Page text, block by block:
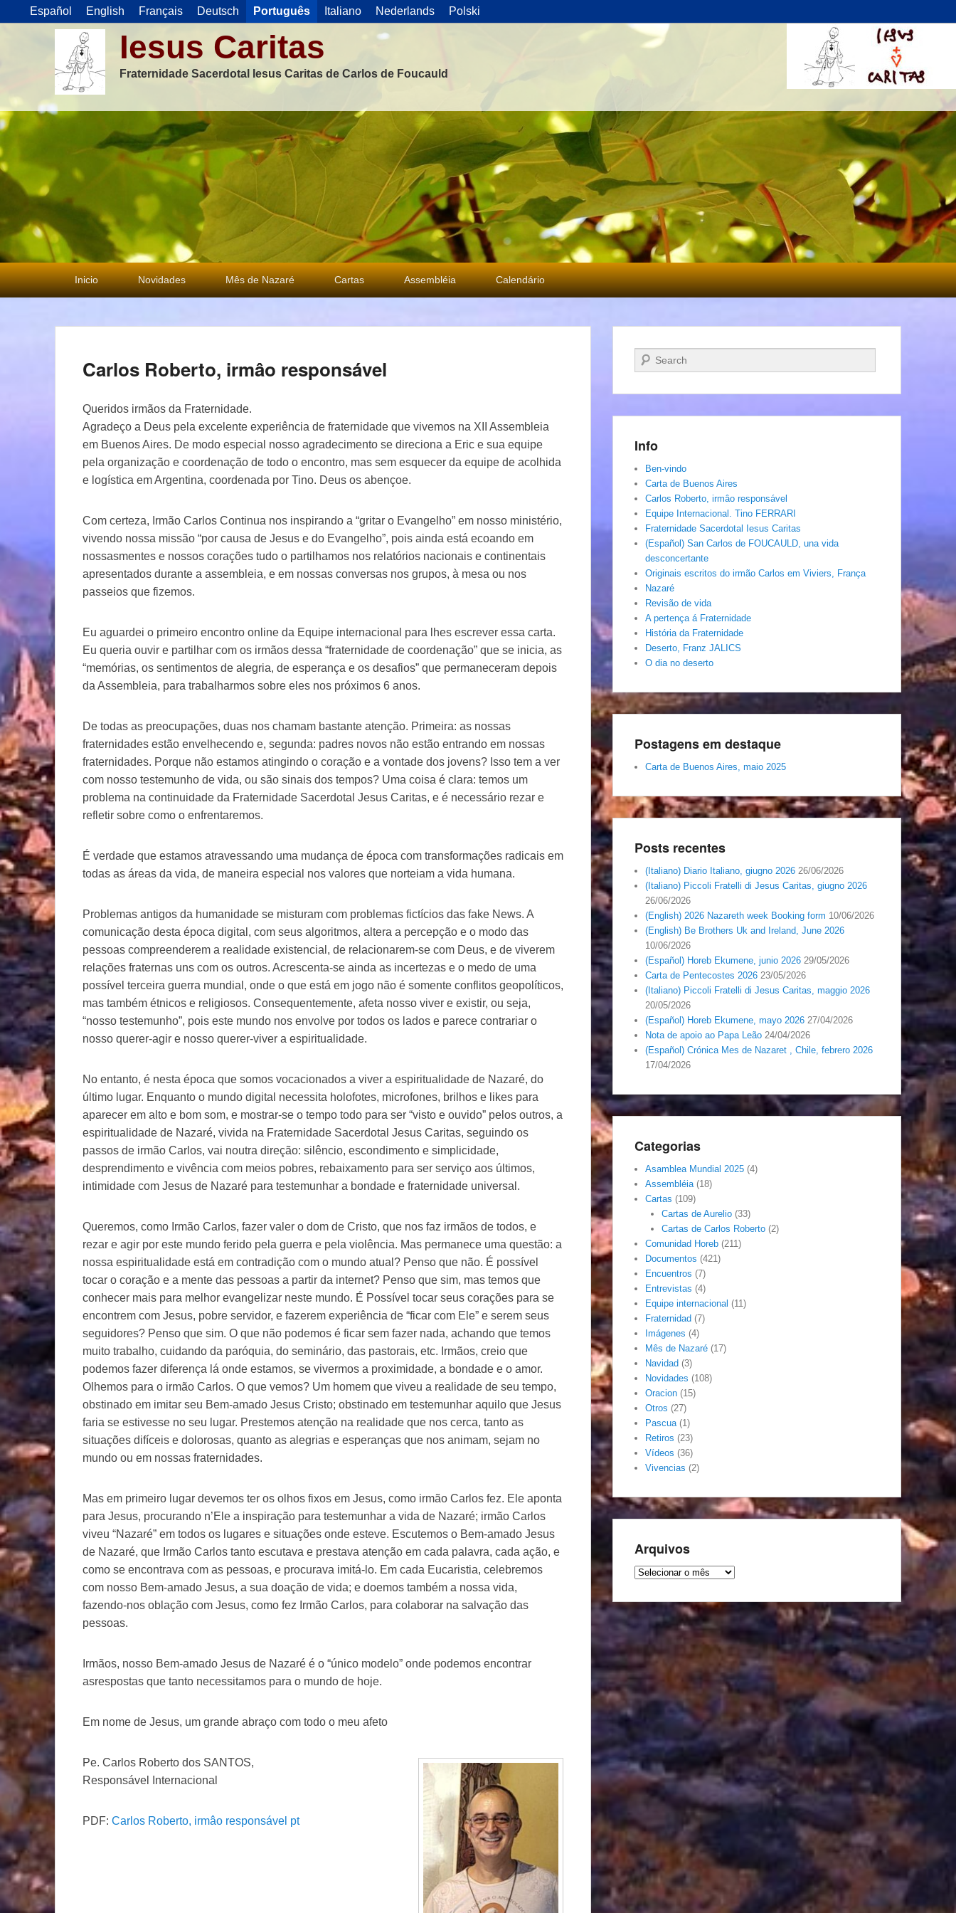
Español English Français Deutsch Português Italiano Nederlands Polski
Iesus Caritas
Fraternidade Sacerdotal Iesus Caritas de Carlos de Foucauld
Menu
principal
Inicio Novidades Mês de Nazaré Cartas Assembléia Calendário
Carlos Roberto, irmâo responsável
Queridos irmãos da Fraternidade.
Agradeço a Deus pela excelente experiência de fraternidade que vivemos na XII Assembleia
em Buenos Aires. De modo especial nosso agradecimento se direciona a Eric e sua equipe
pela organização e coordenação de todo o encontro, mas sem esquecer da equipe de acolhida
e logística em Argentina, coordenada por Tino. Deus os abençoe.
Com certeza, Irmão Carlos Continua nos inspirando a “gritar o Evangelho” em nosso ministério,
vivendo nossa missão “por causa de Jesus e do Evangelho”, pois ainda está ecoando em
nossasmentes e nossos corações tudo o partilhamos nos relatórios nacionais e continentais
apresentados durante a assembleia, e em nossas conversas nos grupos, à mesa ou nos
passeios que fizemos.
Eu aguardei o primeiro encontro online da Equipe internacional para lhes escrever essa carta.
Eu queria ouvir e partilhar com os irmãos dessa “fraternidade de coordenação” que se inicia, as
“memórias, os sentimentos de alegria, de esperança e os desafios” que permaneceram depois
da Assembleia, para trabalharmos sobre eles nos próximos 6 anos.
De todas as preocupações, duas nos chamam bastante atenção. Primeira: as nossas
fraternidades estão envelhecendo e, segunda: padres novos não estão entrando em nossas
fraternidades. Porque não estamos atingindo o coração e a vontade dos jovens? Isso tem a ver
com nosso testemunho de vida, ou são sinais dos tempos? Uma coisa é clara: temos um
problema na continuidade da Fraternidade Sacerdotal Jesus Caritas, e é necessário rezar e
refletir sobre como o enfrentaremos.
É verdade que estamos atravessando uma mudança de época com transformações radicais em
todas as áreas da vida, de maneira especial nos valores que norteiam a vida humana.
Problemas antigos da humanidade se misturam com problemas fictícios das fake News. A
comunicação desta época digital, com seus algoritmos, altera a percepção e o modo das
pessoas compreenderem a realidade existencial, de relacionarem-se com Deus, e de viverem
relações fraternas uns com os outros. Acrescenta-se ainda as incertezas e o medo de uma
possível terceira guerra mundial, onde o que está em jogo não é somente conflitos geopolíticos,
mas também étnicos e religiosos. Consequentemente, afeta nosso viver e existir, ou seja,
“nosso testemunho”, pois este mundo nos envolve por todos os lados e parece contrariar o
nosso querer-agir e nosso querer-viver a espiritualidade.
No entanto, é nesta época que somos vocacionados a viver a espiritualidade de Nazaré, do
último lugar. Enquanto o mundo digital necessita holofotes, microfones, brilhos e likes para
aparecer em alto e bom som, e mostrar-se o tempo todo para ser “visto e ouvido” pelos outros, a
espiritualidade de Nazaré, vivida na Fraternidade Sacerdotal Jesus Caritas, seguindo os
passos de irmão Carlos, vai noutra direção: silêncio, escondimento e simplicidade,
desprendimento e vivência com meios pobres, rebaixamento para ser serviço aos últimos,
intimidade com Jesus de Nazaré para testemunhar a bondade e fraternidade universal.
Queremos, como Irmão Carlos, fazer valer o dom de Cristo, que nos faz irmãos de todos, e
rezar e agir por este mundo ferido pela guerra e pela violência. Mas permanece uma questão: a
nossa espiritualidade está em contradição com o mundo atual? Penso que não. É possível
tocar o coração e a mente das pessoas a partir da internet? Penso que sim, mas temos que
conhecer mais para melhor evangelizar neste mundo. É Possível tocar seus corações para se
encontrem com Jesus, pobre servidor, e fazerem experiência de “ficar com Ele” e serem seus
seguidores? Penso que sim. O que não podemos é ficar sem fazer nada, achando que temos
muito trabalho, cuidando da paróquia, do seminário, das pastorais, etc. Irmãos, creio que
podemos fazer diferença lá onde estamos, se vivermos a proximidade, a bondade e o amor.
Olhemos para o irmão Carlos. O que vemos? Um homem que viveu a realidade de seu tempo,
obstinado em imitar seu Bem-amado Jesus Cristo; obstinado em testemunhar aquilo que Jesus
faria se estivesse no seu lugar. Prestemos atenção na realidade que nos cerca, tanto as
situações difíceis e dolorosas, quanto as alegrias e esperanças que nos animam, sejam no
mundo ou em nossas fraternidades.
Mas em primeiro lugar devemos ter os olhos fixos em Jesus, como irmão Carlos fez. Ele aponta
para Jesus, procurando n’Ele a inspiração para testemunhar a vida de Nazaré; irmão Carlos
viveu “Nazaré” em todos os lugares e situações onde esteve. Escutemos o Bem-amado Jesus
de Nazaré, que Irmão Carlos tanto escutava e prestava atenção em cada palavra, cada ação, e
como se encontrava com as pessoas, e procurava imitá-lo. Em cada Eucaristia, celebremos
com nosso Bem-amado Jesus, a sua doação de vida; e doemos também a nossa vida,
fazendo-nos oblação com Jesus, como fez Irmão Carlos, para colaborar na salvação das
pessoas.
Irmãos, nosso Bem-amado Jesus de Nazaré é o “único modelo” onde podemos encontrar
asrespostas que tanto necessitamos para o mundo de hoje.
Em nome de Jesus, um grande abraço com todo o meu afeto
Pe. Carlos Roberto dos SANTOS,
Responsável Internacional
PDF: Carlos Roberto, irmâo responsável pt
Pesquisar…
Info
Ben-vindo
Carta de Buenos Aires
Carlos Roberto, irmâo responsável
Equipe Internacional. Tino FERRARI
Fraternidade Sacerdotal Iesus Caritas
(Español) San Carlos de FOUCAULD, una vida
desconcertante
Originais escritos do irmão Carlos em Viviers, França
Nazaré
Revisão de vida
A pertença á Fraternidade
História da Fraternidade
Deserto, Franz JALICS
O dia no deserto
Postagens em destaque
Carta de Buenos Aires, maio 2025
Posts recentes
(Italiano) Diario Italiano, giugno 2026 26/06/2026
(Italiano) Piccoli Fratelli di Jesus Caritas, giugno 2026
26/06/2026
(English) 2026 Nazareth week Booking form 10/06/2026
(English) Be Brothers Uk and Ireland, June 2026
10/06/2026
(Español) Horeb Ekumene, junio 2026 29/05/2026
Carta de Pentecostes 2026 23/05/2026
(Italiano) Piccoli Fratelli di Jesus Caritas, maggio 2026
20/05/2026
(Español) Horeb Ekumene, mayo 2026 27/04/2026
Nota de apoio ao Papa Leão 24/04/2026
(Español) Crónica Mes de Nazaret , Chile, febrero 2026
17/04/2026
Categorias
Asamblea Mundial 2025 (4)
Assembléia(18)
Cartas (109)
Cartas de Aurelio(33)
Cartas de Carlos Roberto(2)
Comunidad Horeb (211)
Documentos (421)
Encuentros (7)
Entrevistas (4)
Equipe internacional (11)
Fraternidad (7)
Imágenes (4)
Mês de Nazaré (17)
Navidad (3)
Novidades (108)
Oracion (15)
Otros (27)
Pascua(1)
Retiros (23)
Vídeos (36)
Vivencias (2)
Arquivos
Arquivos